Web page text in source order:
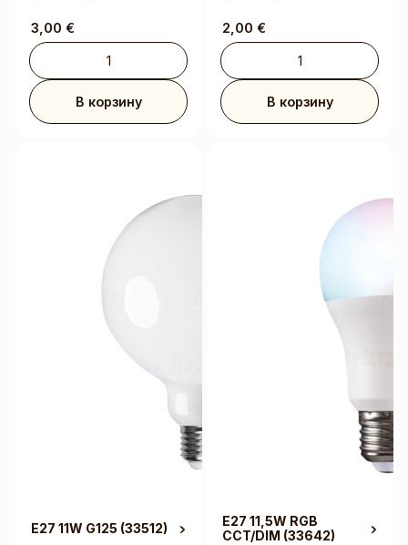
3,00 €
В корзину
2,00 €
В корзину
E27 11W G125 (33512)
E27 11,5W RGB
CCT/DIM (33642)